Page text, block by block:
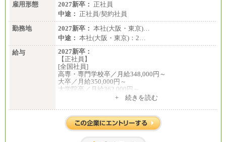
雇用形態
2027新卒： 正社員
中途： 正社員/契約社員
勤務地
2027新卒： 本社(大阪・東京)…
中途： 本社(大阪・東京)：2…
給与
2027新卒：
【正社員】
[全国社員]
高専・専門学校卒／月給348,000円～
大卒／月給350,000円～
大学院卒／月給362,000円～
[地域社員]月給295,000円～
【正社員】
[全国社員]月給348,000円～
[地域社員]月給295,000円～
+ 続きを読む